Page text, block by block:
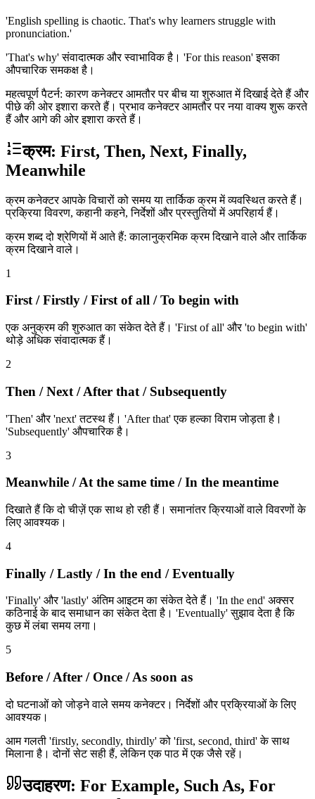
'English spelling is chaotic. That's why learners struggle with
pronunciation.'
'That's why' संवादात्मक और स्वाभाविक है। 'For this reason' इसका
औपचारिक समकक्ष है।
महत्वपूर्ण पैटर्न: कारण कनेक्टर आमतौर पर बीच या शुरुआत में दिखाई देते हैं और
पीछे की ओर इशारा करते हैं। प्रभाव कनेक्टर आमतौर पर नया वाक्य शुरू करते
हैं और आगे की ओर इशारा करते हैं।
क्रम: First, Then, Next, Finally,
Meanwhile
क्रम कनेक्टर आपके विचारों को समय या तार्किक क्रम में व्यवस्थित करते हैं।
प्रक्रिया विवरण, कहानी कहने, निर्देशों और प्रस्तुतियों में अपरिहार्य हैं।
क्रम शब्द दो श्रेणियों में आते हैं: कालानुक्रमिक क्रम दिखाने वाले और तार्किक
क्रम दिखाने वाले।
1
First / Firstly / First of all / To begin with
एक अनुक्रम की शुरुआत का संकेत देते हैं। 'First of all' और 'to begin with'
थोड़े अधिक संवादात्मक हैं।
2
Then / Next / After that / Subsequently
'Then' और 'next' तटस्थ हैं। 'After that' एक हल्का विराम जोड़ता है।
'Subsequently' औपचारिक है।
3
Meanwhile / At the same time / In the meantime
दिखाते हैं कि दो चीज़ें एक साथ हो रही हैं। समानांतर क्रियाओं वाले विवरणों के
लिए आवश्यक।
4
Finally / Lastly / In the end / Eventually
'Finally' और 'lastly' अंतिम आइटम का संकेत देते हैं। 'In the end' अक्सर
कठिनाई के बाद समाधान का संकेत देता है। 'Eventually' सुझाव देता है कि
कुछ में लंबा समय लगा।
5
Before / After / Once / As soon as
दो घटनाओं को जोड़ने वाले समय कनेक्टर। निर्देशों और प्रक्रियाओं के लिए
आवश्यक।
आम गलती 'firstly, secondly, thirdly' को 'first, second, third' के साथ
मिलाना है। दोनों सेट सही हैं, लेकिन एक पाठ में एक जैसे रहें।
उदाहरण: For Example, Such As, For